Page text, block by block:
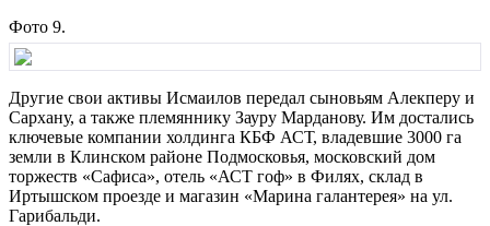
Фото 9.
Другие свои активы Исмаилов передал сыновьям Алекперу и
Сархану, а также племяннику Зауру Марданову. Им достались
ключевые компании холдинга КБФ АСТ, владевшие 3000 га
земли в Клинском районе Подмосковья, московский дом
торжеств «Сафиса», отель «АСТ гоф» в Филях, склад в
Иртышском проезде и магазин «Марина галантерея» на ул.
Гарибальди.